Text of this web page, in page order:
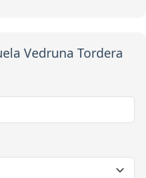
Vedruna Tordera